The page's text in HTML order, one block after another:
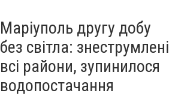
Маріуполь другу добу
без світла: знеструмлені
всі райони, зупинилося
водопостачання